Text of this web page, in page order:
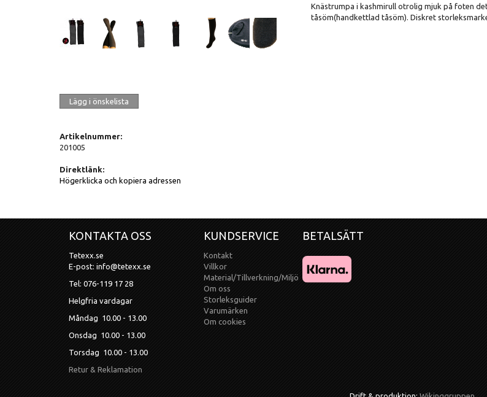
Knästrumpa i kashmirull otrolig mjuk på foten
tåsöm(handkettlad tåsöm). Diskret
Lägg i önskelista
Artikelnummer:
201005
Direktlänk:
Högerklicka och kopiera adressen
KONTAKTA OSS
Tetexx.se
E-post: info@tetexx.se
Tel: 076-119 17 28
Helgfria vardagar
Måndag 10.00 - 13.00
Onsdag 10.00 - 13.00
Torsdag 10.00 - 13.00
Retur & Reklamation
KUNDSERVICE
Kontakt
Villkor
Material/Tillverkning/Miljö
Om oss
Storleksguider
Varumärken
Om cookies
BETALSÄTT